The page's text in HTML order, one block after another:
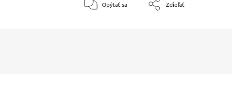
Opýtať sa Zdieľať